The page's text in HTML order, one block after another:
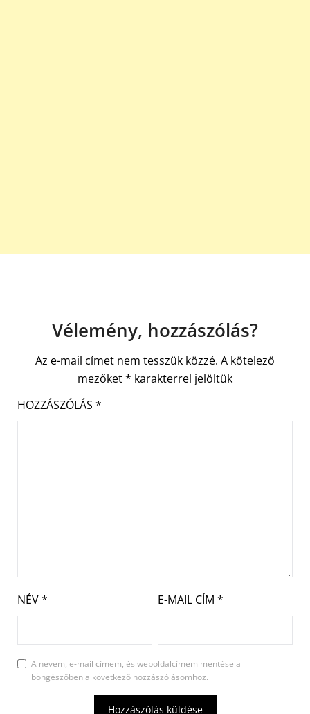
Vélemény, hozzászólás?
Az e-mail címet nem tesszük közzé. A kötelező
mezőket* karakterrel jelöltük
HOZZÁSZÓLÁS *
NÉV* E-MAIL CÍM *
A nevem, e-mail címem, és weboldalcímem mentése a
böngészőben a következő hozzászólásomhoz.